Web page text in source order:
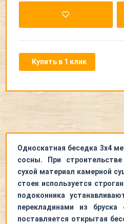
Купить в 1 клик
Односкатная беседка 3х4
сосны. При
сухой материал камерной
стоек используется
подоконника
перекладинами из
поставляется открытая